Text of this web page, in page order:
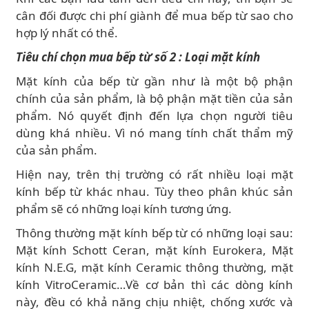
cân đối được chi phí giành để mua bếp từ sao cho
hợp lý nhất có thể.
Tiêu chí chọn mua bếp từ số 2 : Loại mặt kính
Mặt kính của bếp từ gần như là một bộ phận
chính của sản phẩm, là bộ phận mặt tiền của sản
phẩm. Nó quyết định đến lựa chọn người tiêu
dùng khá nhiều. Vì nó mang tính chất thẩm mỹ
của sản phẩm.
Hiện nay, trên thị trường có rất nhiều loại mặt
kính bếp từ khác nhau. Tùy theo phân khúc sản
phẩm sẽ có những loại kính tương ứng.
Thông thường mặt kính bếp từ có những loại sau:
Mặt kính Schott Ceran, mặt kính Eurokera, Mặt
kính N.E.G, mặt kính Ceramic thông thường, mặt
kính VitroCeramic…Về cơ bản thì các dòng kính
này, đều có khả năng chịu nhiệt, chống xước và